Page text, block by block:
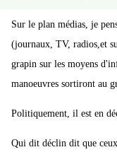
Sur le plan médias, je
(journaux, TV, radios,et
grapin sur les moyens
manoeuvres sortiront au
Politiquement, il est en
Qui dit déclin dit que